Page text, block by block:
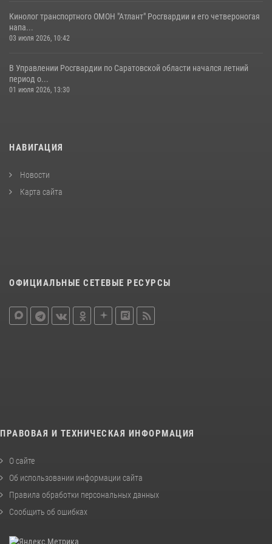
Кинолог транспортного ОМОН "Атлант" Росгвардии и его четвероногая
напа...
03 июля 2026, 10:42
В Управлении Росгвардии по Саратовской области начался летний
период о...
01 июля 2026, 13:30
НАВИГАЦИЯ
Новости
Карта сайта
ОФИЦИАЛЬНЫЕ СЕТЕВЫЕ РЕСУРСЫ
ПРАВОВАЯ И ТЕХНИЧЕСКАЯ ИНФОРМАЦИЯ
О сайте
Об использовании информации сайта
Правила обработки персональных данных
Сообщить об ошибках